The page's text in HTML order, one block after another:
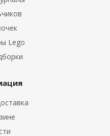
Lego